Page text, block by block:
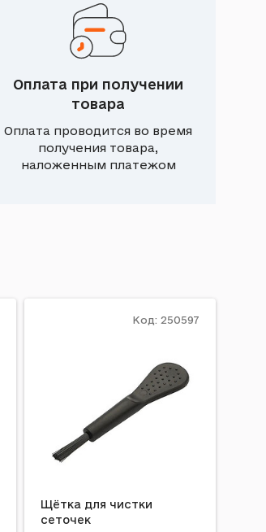
Оплата при получении
товара
Оплата проводится во время
получения товара,
наложенным платежом
Щётка для чистки
сеточек
Код: 250597